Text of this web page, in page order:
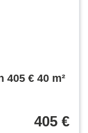
€ 40 m²
405 €